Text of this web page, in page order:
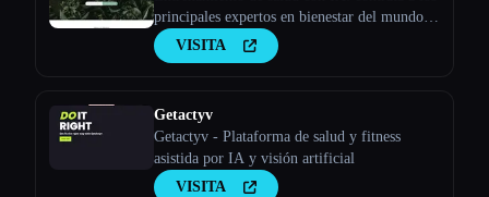
principales expertos en bienestar del mundo y
recibe consejos a través de una videollamada
VISITA
Getactyv
Getactyv - Plataforma de salud y fitness
asistida por IA y visión artificial
VISITA